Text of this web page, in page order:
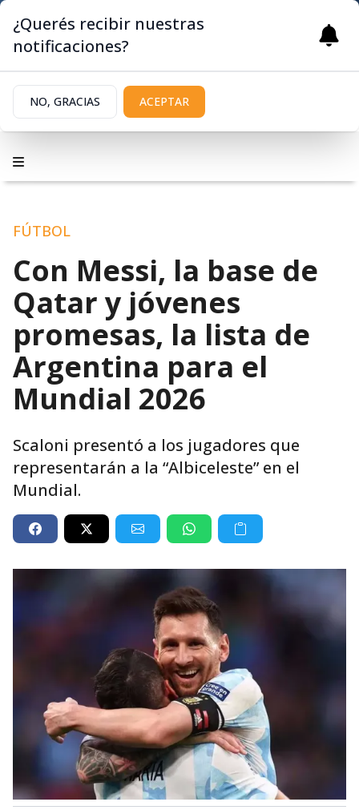
FÚTBOL
Con Messi, la base de
Qatar y jóvenes
promesas, la lista de
Argentina para el
Mundial 2026
Scaloni presentó a los jugadores que
representarán a la “Albiceleste” en el
Mundial.
¿Querés recibir nuestras
notificaciones?
NO, GRACIAS ACEPTAR